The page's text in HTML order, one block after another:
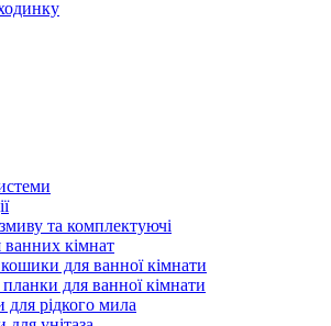
та комплектуючі
ванних кімнат
для ванної кімнати
для ванної кімнати
для рідкого мила